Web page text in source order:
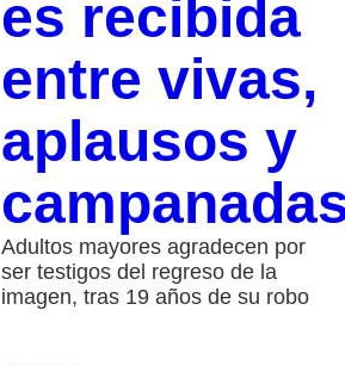
es recibida
entre vivas,
aplausos y
Adultos mayores agradecen por
ser testigos del regreso de la
imagen, tras 19 años de su robo